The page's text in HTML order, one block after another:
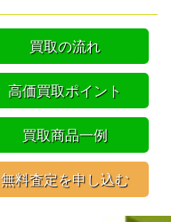
買取の流れ
高価買取ポイント
買取商品一例
無料査定を申し込む